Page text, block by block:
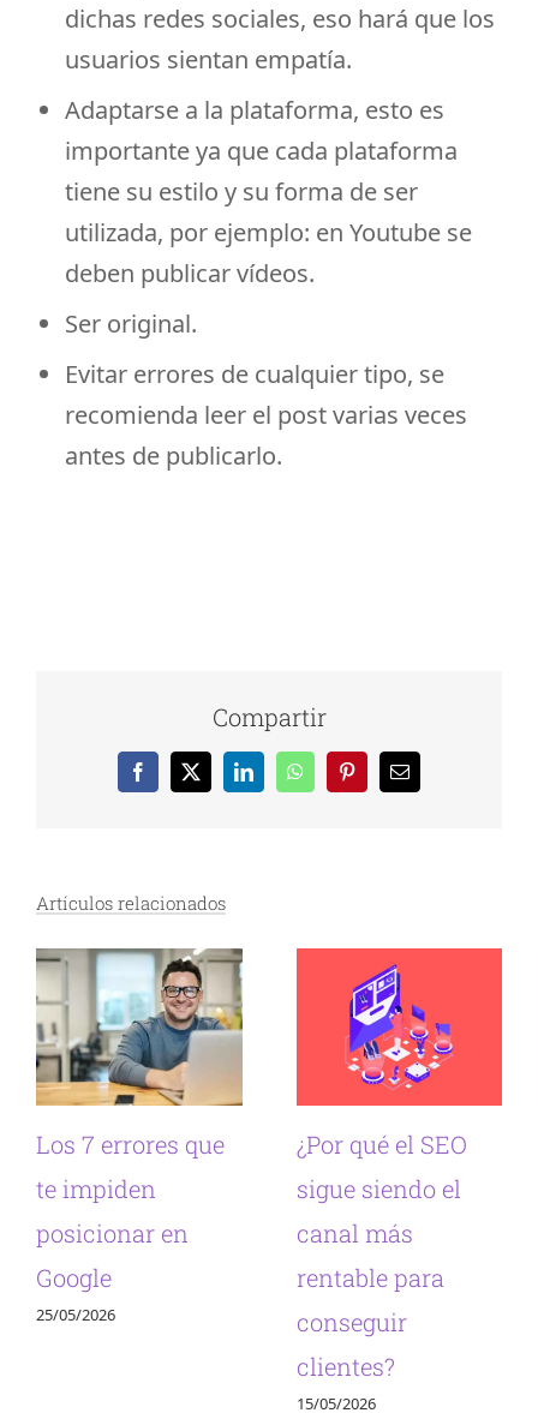
dichas redes sociales, eso hará que los
usuarios sientan empatía.
Adaptarse a la plataforma, esto es
importante ya que cada plataforma
tiene su estilo y su forma de ser
utilizada, por ejemplo: en Youtube se
deben publicar vídeos.
Ser original.
Evitar errores de cualquier tipo, se
recomienda leer el post varias veces
antes de publicarlo.
Compartir
Facebook
X LinkedInWhatsAppPinterestCorreo
electrónico
Artículos relacionados
Los 7 errores que
te impiden
posicionar en
Google
25/05/2026
¿Por qué el SEO
sigue siendo el
canal más
rentable para
conseguir
clientes?
15/05/2026